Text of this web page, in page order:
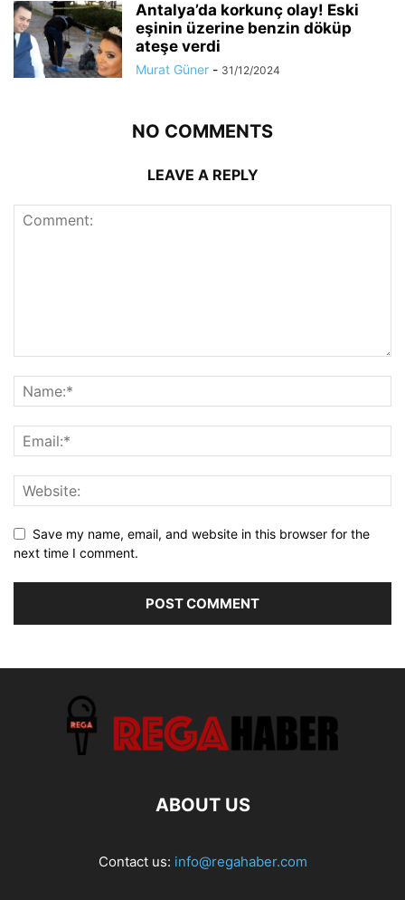
Antalya’da korkunç olay! Eski
eşinin üzerine benzin döküp
ateşe verdi
Murat Güner - 31/12/2024
NO COMMENTS
LEAVE A REPLY
Save my name, email, and website in this browser for the
next time I comment.
ABOUT US
Contact us: info@regahaber.com